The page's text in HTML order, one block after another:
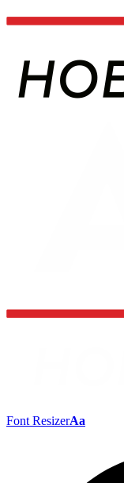
Font ResizerAa